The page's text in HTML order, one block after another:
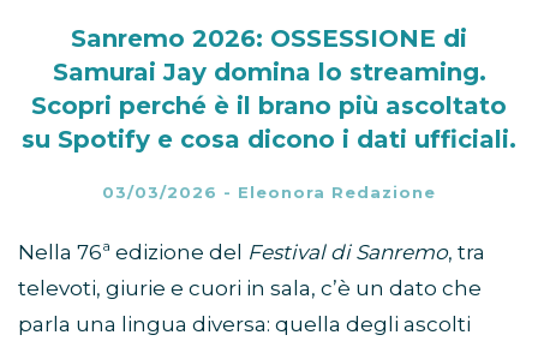
Sanremo 2026: OSSESSIONE di
Samurai Jay domina lo streaming.
Scopri perché è il brano più ascoltato
su Spotify e cosa dicono i dati ufficiali.
03/03/2026 - Eleonora Redazione
Nella 76ª edizione del Festival di Sanremo, tra
televoti, giurie e cuori in sala, c’è un dato che
parla una lingua diversa: quella degli ascolti